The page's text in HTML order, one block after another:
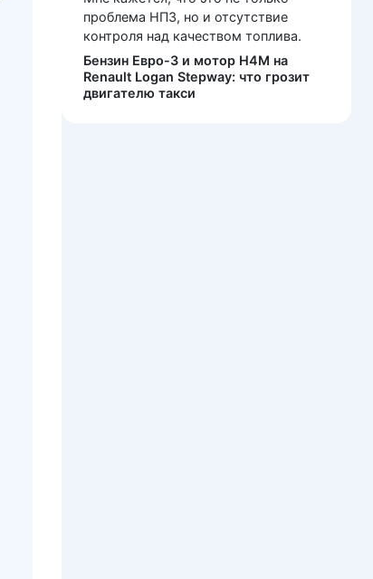
проблема НПЗ, но и отсутствие
контроля над качеством топлива.
Бензин Евро-3 и мотор H4M на
Renault Logan Stepway: что грозит
двигателю такси